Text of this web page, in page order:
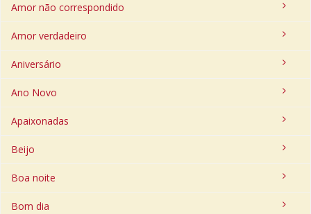
Amor não correspondido
Amor verdadeiro
Aniversário
Ano Novo
Apaixonadas
Beijo
Boa noite
Bom dia